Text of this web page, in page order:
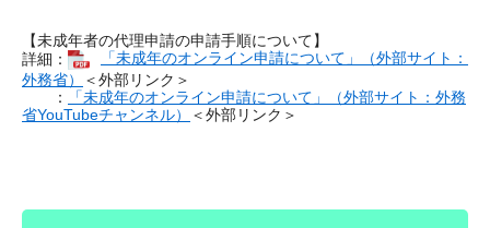
【未成年者の代理申請の申請手順について】
詳細：
「未成年のオンライン申請について」（外部サイト：
外務省）
＜外部リンク＞
：
「未成年のオンライン申請について」（外部サイト：外務
省YouTubeチャンネル）
＜外部リンク＞